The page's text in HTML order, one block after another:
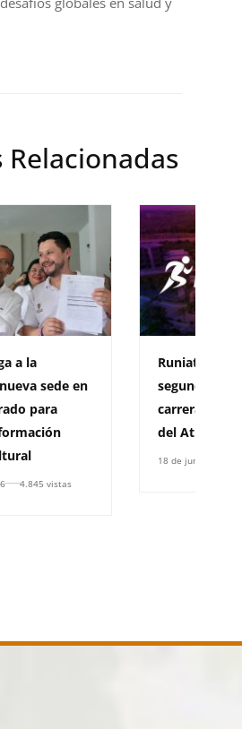
Relacionadas
a la
sede en
para
4.845 vistas
segunda
carrera de la
del Atlántico
18 de junio de